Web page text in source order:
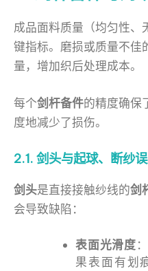
成品面料质量（均匀性、
键指标。磨损或质量不佳
量，增加织后处理成本。
每个剑杆备件的精度确保
度地减少了损伤。
2.1. 剑头与起球、断纱
剑头是直接接触纱线的剑
会导致缺陷：
表面光滑度
果表面有划